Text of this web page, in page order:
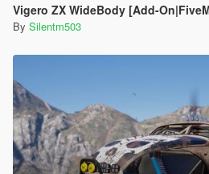
Vigero ZX WideBody [Add-
By Silentm503